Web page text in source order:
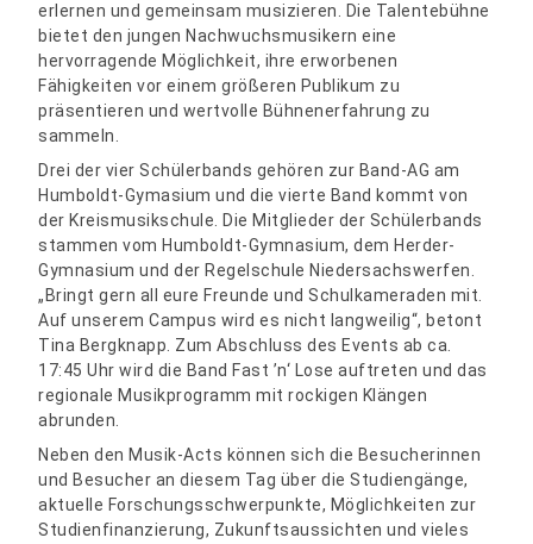
erlernen und gemeinsam musizieren. Die Talentebühne
bietet den jungen Nachwuchsmusikern eine
hervorragende Möglichkeit, ihre erworbenen
Fähigkeiten vor einem größeren Publikum zu
präsentieren und wertvolle Bühnenerfahrung zu
sammeln.
Drei der vier Schülerbands gehören zur Band-AG am
Humboldt-Gymasium und die vierte Band kommt von
der Kreismusikschule. Die Mitglieder der Schülerbands
stammen vom Humboldt-Gymnasium, dem Herder-
Gymnasium und der Regelschule Niedersachswerfen.
„Bringt gern all eure Freunde und Schulkameraden mit.
Auf unserem Campus wird es nicht langweilig“, betont
Tina Bergknapp. Zum Abschluss des Events ab ca.
17:45 Uhr wird die Band Fast ’n‘ Lose auftreten und das
regionale Musikprogramm mit rockigen Klängen
abrunden.
Neben den Musik-Acts können sich die Besucherinnen
und Besucher an diesem Tag über die Studiengänge,
aktuelle Forschungsschwerpunkte, Möglichkeiten zur
Studienfinanzierung, Zukunftsaussichten und vieles